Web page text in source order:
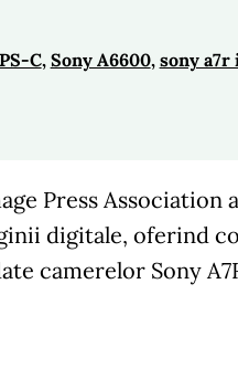
C, Sony A6600, sony a7r
Press Association
digitale, oferind
camerelor Sony